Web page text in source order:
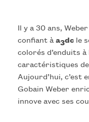
Il y a 30 ans,
confiant à a3dc le
colorés d’enduits
caractéristiques
Aujourd’hui, c’est
Gobain Weber
innove avec ses